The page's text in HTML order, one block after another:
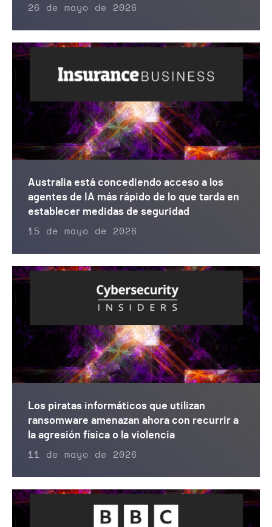
26 de mayo de 2026
Australia está concediendo acceso a los
agentes de IA más rápido de lo que tarda en
establecer medidas de seguridad
15 de mayo de 2026
Los piratas informáticos que utilizan
ransomware amenazan ahora con recurrir a
la agresión física o la violencia
11 de mayo de 2026